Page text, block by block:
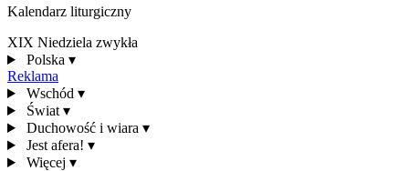
Kalendarz liturgiczny
XIX Niedziela zwykła
Polska ▾
Reklama
Wschód ▾
Świat ▾
Duchowość i wiara ▾
Jest afera! ▾
Więcej ▾